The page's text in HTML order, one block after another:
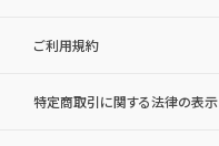
ご利用規約
特定商取引に関する法律の表示